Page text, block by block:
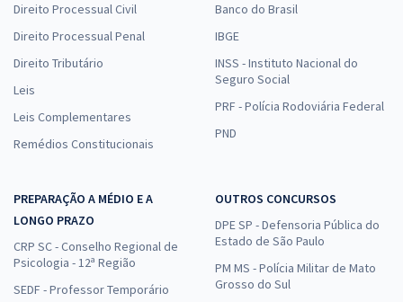
39,99
Economize R$ 119,98 (-20%)
Comprar
à vista
R$39,99
Economize R$ 119,98 (-20%)
Comprar
Direito Processual Civil
Direito Processual Penal
Direito Tributário
Leis
Leis Complementares
Remédios Constitucionais
Banco do Brasil
IBGE
INSS - Instituto Nacional do
Seguro Social
PRF - Polícia Rodoviária Federal
PND
PREPARAÇÃO A MÉDIO E A
LONGO PRAZO
CRP SC - Conselho Regional de
Psicologia - 12ª Região
SEDF - Professor Temporário
OUTROS CONCURSOS
DPE SP - Defensoria Pública do
Estado de São Paulo
PM MS - Polícia Militar de Mato
Grosso do Sul